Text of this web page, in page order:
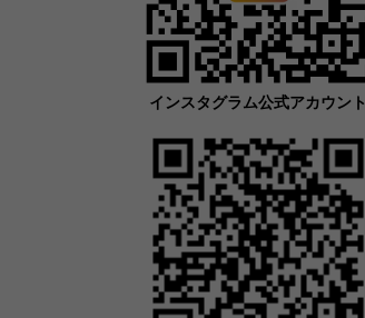
インスタグラム公式アカウント